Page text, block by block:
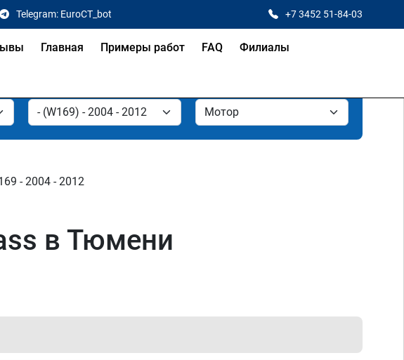
Telegram: EuroCT_bot +7 3452 51-84-03
Главная Примеры работ FAQ Филиалы
- 2004 - 2012
в Тюмени